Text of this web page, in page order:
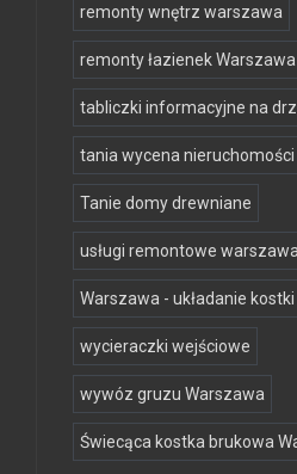
remonty wnętrz warszawa
remonty łazienek Warszawa
tabliczki informacyjne na
tania wycena
Tanie domy drewniane
usługi remontowe warszawa
Warszawa - układanie kostki
wycieraczki wejściowe
wywóz gruzu Warszawa
Świecąca kostka brukowa